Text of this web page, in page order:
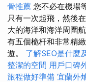
骨推薦 您不必在機場
只有一次起飛，然後
大的海洋和海洋周圍
有五個桅杆和非常精
遊。 了解SEO是什麼
整潔的空間 用戶口碑
旅程做好準備 宜蘭外